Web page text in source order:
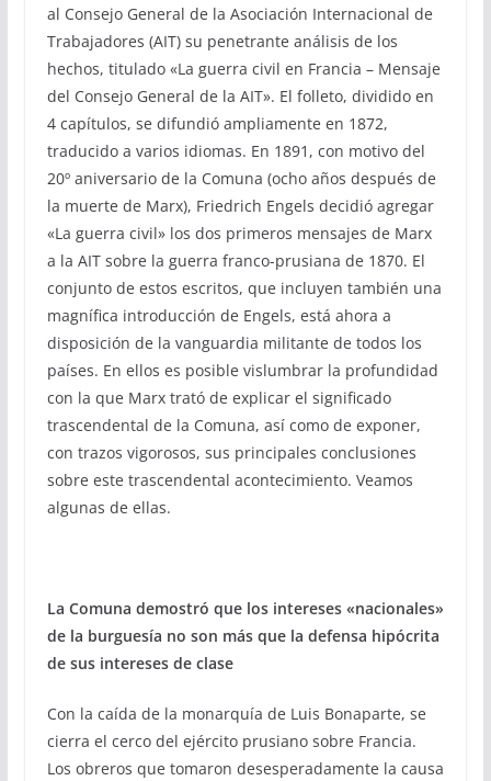
al Consejo General de la Asociación Internacional de
Trabajadores (AIT) su penetrante análisis de los
hechos, titulado «La guerra civil en Francia – Mensaje
del Consejo General de la AIT». El folleto, dividido en
4 capítulos, se difundió ampliamente en 1872,
traducido a varios idiomas. En 1891, con motivo del
20º aniversario de la Comuna (ocho años después de
la muerte de Marx), Friedrich Engels decidió agregar
«La guerra civil» los dos primeros mensajes de Marx
a la AIT sobre la guerra franco-prusiana de 1870. El
conjunto de estos escritos, que incluyen también una
magnífica introducción de Engels, está ahora a
disposición de la vanguardia militante de todos los
países. En ellos es posible vislumbrar la profundidad
con la que Marx trató de explicar el significado
trascendental de la Comuna, así como de exponer,
con trazos vigorosos, sus principales conclusiones
sobre este trascendental acontecimiento. Veamos
algunas de ellas.
La Comuna demostró que los intereses «nacionales»
de la burguesía no son más que la defensa hipócrita
de sus intereses de clase
Con la caída de la monarquía de Luis Bonaparte, se
cierra el cerco del ejército prusiano sobre Francia.
Los obreros que tomaron desesperadamente la causa